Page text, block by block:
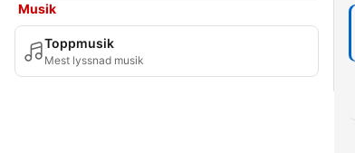
Musik
Toppmusik
Mest lyssnad musik